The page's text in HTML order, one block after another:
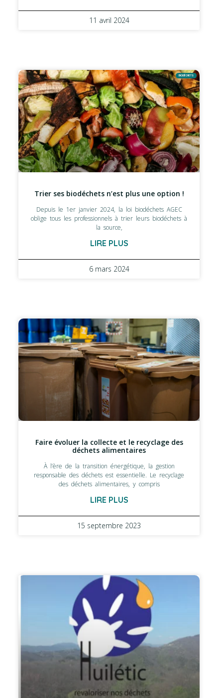
11 avril 2024
BIODÉCHETS
Trier ses biodéchets n’est plus une option !
Depuis le 1er janvier 2024, la loi biodéchets AGEC
oblige tous les professionnels à trier leurs biodéchets à
la source,
LIRE PLUS
6 mars 2024
Faire évoluer la collecte et le recyclage des
déchets alimentaires
À l’ère de la transition énergétique, la gestion
responsable des déchets est essentielle. Le recyclage
des déchets alimentaires, y compris
LIRE PLUS
15 septembre 2023